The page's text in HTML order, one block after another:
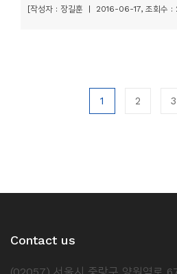
[작성자 : 장길훈 | 2016-06-17, 조회수 :
1 2 3
Contact us